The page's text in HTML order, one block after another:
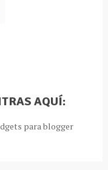
AQUÍ: